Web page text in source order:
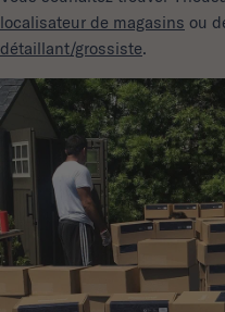
localisateur de magasins ou
détaillant/grossiste.